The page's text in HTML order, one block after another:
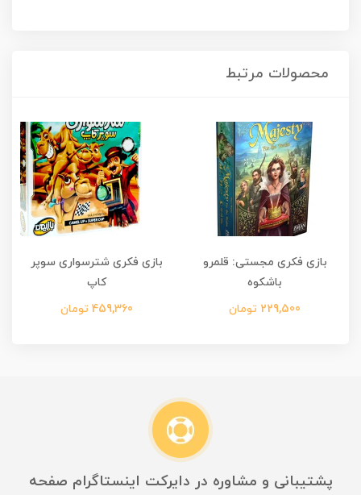
محصولات مرتبط
بازی فکری مجستی: قلمرو
باشکوه
229,500 تومان
بازی فکری شترسواری سوپر
کاپ
459,360 تومان
پشتیبانی و مشاوره در دایرکت اینستاگرام صفحه